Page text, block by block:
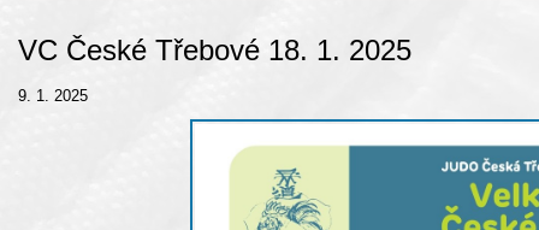
VC České Třebové 18. 1. 2025
9. 1. 2025